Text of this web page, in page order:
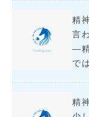
精
言
―精
で
精